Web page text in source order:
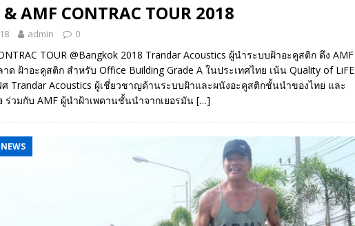
AMF CONTRAC TOUR 2018
admin 0
TOUR @Bangkok 2018 Trandar Acoustics ผู้นำระบบฝ้าอะคูสติก ดึง AMF
าด ฝ้าอะคูสติก สำหรับ Office Building Grade A ในประเทศไทย เน้น Quality of LiFE
Trandar Acoustics ผู้เชี่ยวชาญด้านระบบฝ้าและผนังอะคูสติกชั้นนำของไทย และ
ร่วมกับ AMF ผู้นำฝ้าเพดานชั้นนำจากเยอรมัน […]